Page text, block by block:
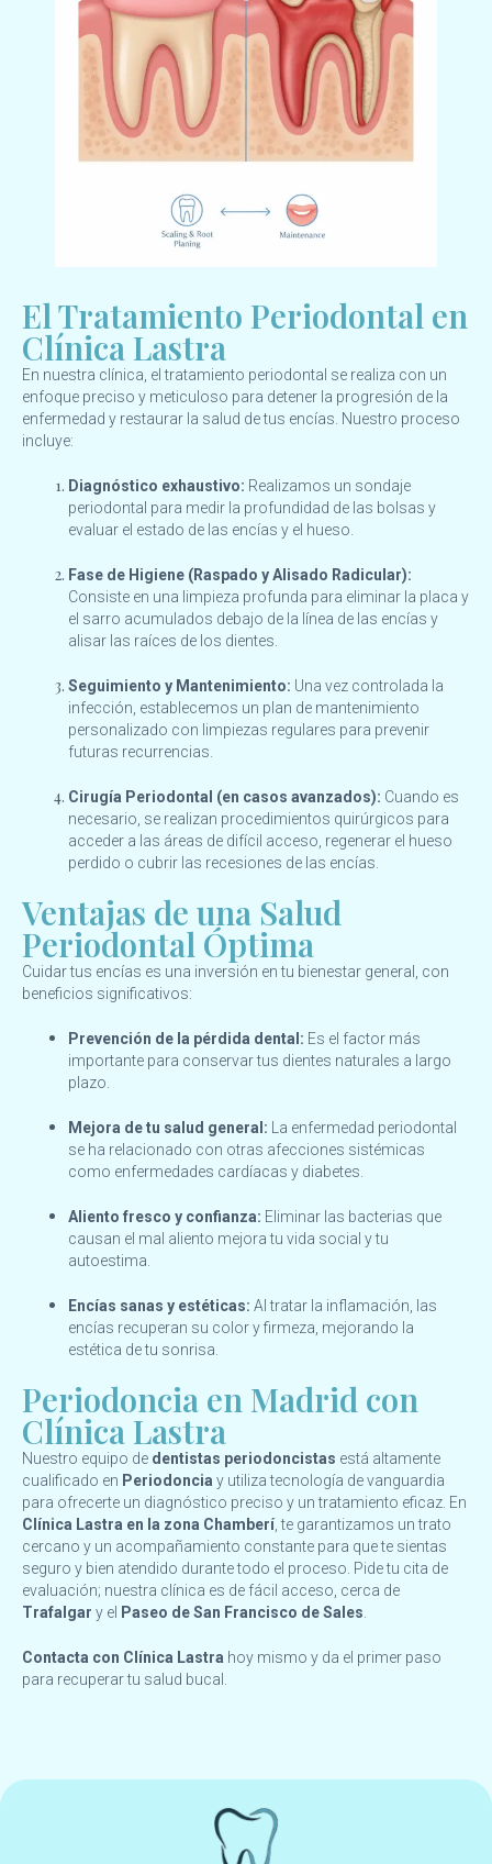
El Tratamiento Periodontal en
Clínica Lastra
En nuestra clínica, el tratamiento periodontal se realiza con un
enfoque preciso y meticuloso para detener la progresión de la
enfermedad y restaurar la salud de tus encías. Nuestro proceso
incluye:
Diagnóstico exhaustivo: Realizamos un sondaje
periodontal para medir la profundidad de las bolsas y
evaluar el estado de las encías y el hueso.
Fase de Higiene (Raspado y Alisado Radicular):
Consiste en una limpieza profunda para eliminar la placa y
el sarro acumulados debajo de la línea de las encías y
alisar las raíces de los dientes.
Seguimiento y Mantenimiento: Una vez controlada la
infección, establecemos un plan de mantenimiento
personalizado con limpiezas regulares para prevenir
futuras recurrencias.
Cirugía Periodontal (en casos avanzados): Cuando es
necesario, se realizan procedimientos quirúrgicos para
acceder a las áreas de difícil acceso, regenerar el hueso
perdido o cubrir las recesiones de las encías.
Ventajas de una Salud
Periodontal Óptima
Cuidar tus encías es una inversión en tu bienestar general, con
beneficios significativos:
Prevención de la pérdida dental: Es el factor más
importante para conservar tus dientes naturales a largo
plazo.
Mejora de tu salud general: La enfermedad periodontal
se ha relacionado con otras afecciones sistémicas
como enfermedades cardíacas y diabetes.
Aliento fresco y confianza: Eliminar las bacterias que
causan el mal aliento mejora tu vida social y tu
autoestima.
Encías sanas y estéticas: Al tratar la inflamación, las
encías recuperan su color y firmeza, mejorando la
estética de tu sonrisa.
Periodoncia en Madrid con
Clínica Lastra
Nuestro equipo de dentistas periodoncistas está altamente
cualificado en Periodoncia y utiliza tecnología de vanguardia
para ofrecerte un diagnóstico preciso y un tratamiento eficaz. En
Clínica Lastra en la zona Chamberí , te garantizamos un trato
cercano y un acompañamiento constante para que te sientas
seguro y bien atendido durante todo el proceso. Pide tu cita de
evaluación; nuestra clínica es de fácil acceso, cerca de
Trafalgar y el Paseo de San Francisco de Sales
Contacta con Clínica Lastra hoy mismo y da el primer paso
para recuperar tu salud bucal.